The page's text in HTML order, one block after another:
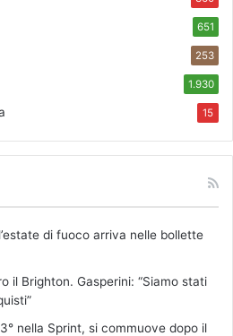
651
253
1.930
15
di fuoco arriva nelle bollette
il Brighton. Gasperini: “Siamo stati
nella Sprint, si commuove dopo il